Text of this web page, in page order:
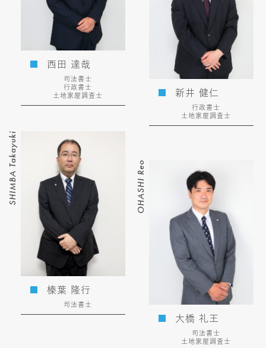
西田 達哉
司法書士
行政書士
土地家屋調査士
新井 健仁
行政書士
土地家屋調査士
SHIMBA Takayuki
榛葉 隆行
司法書士
OHASHI Reo
大橋 礼王
司法書士
土地家屋調査士